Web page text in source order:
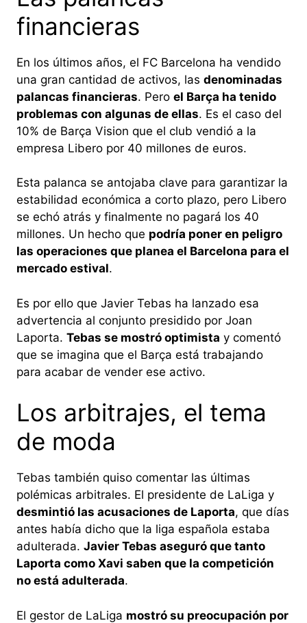
financieras
En los últimos años, el FC Barcelona ha vendido
una gran cantidad de activos, las denominadas
palancas financieras. Pero el Barça ha tenido
problemas con algunas de ellas. Es el caso del
10% de Barça Vision que el club vendió a la
empresa Libero por 40 millones de euros.
Esta palanca se antojaba clave para garantizar la
estabilidad económica a corto plazo, pero Libero
se echó atrás y finalmente no pagará los 40
millones. Un hecho que podría poner en peligro
las operaciones que planea el Barcelona para el
mercado estival.
Es por ello que Javier Tebas ha lanzado esa
advertencia al conjunto presidido por Joan
Laporta. Tebas se mostró optimista y comentó
que se imagina que el Barça está trabajando
para acabar de vender ese activo.
Los arbitrajes, el tema
de moda
Tebas también quiso comentar las últimas
polémicas arbitrales. El presidente de LaLiga y
desmintió las acusaciones de Laporta, que días
antes había dicho que la liga española estaba
adulterada. Javier Tebas aseguró que tanto
Laporta como Xavi saben que la competición
no está adulterada.
El gestor de LaLiga mostró su preocupación por